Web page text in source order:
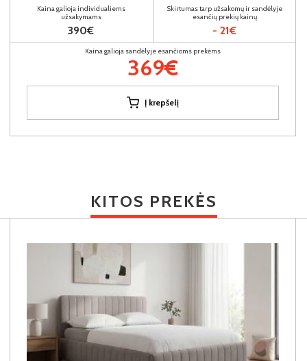
Kaina galioja individualiems
užsakymams
390€
Skirtumas tarp užsakomų ir sandėlyje
esančių prekių kainų
- 21€
Kaina galioja sandėlyje esančioms prekėms
369€
Į krepšelį
KITOS PREKĖS